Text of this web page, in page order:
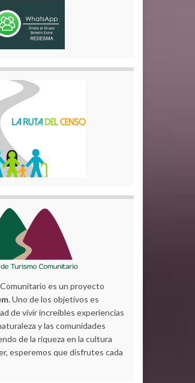
es un proyecto
. Uno de los objetivos es
de vivir increíbles experiencias
y las comunidades
de la riqueza en la cultura
esperemos que disfrutes cada